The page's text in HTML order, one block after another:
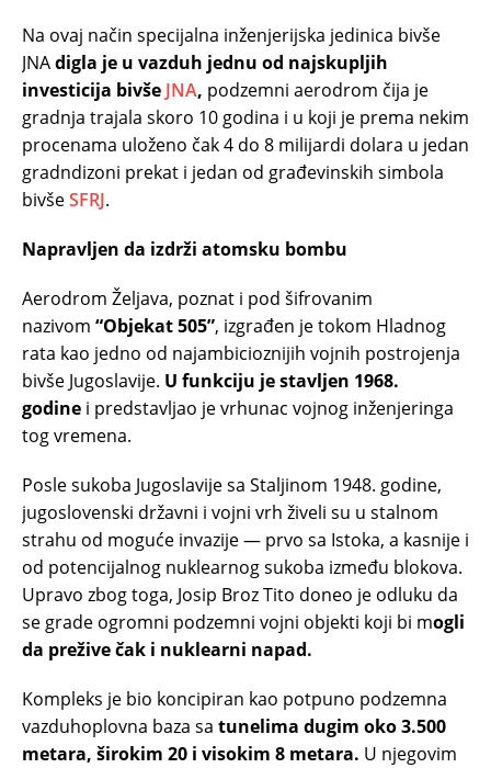
Na ovaj način specijalna inženjerijska jedinica bivše
JNAdigla je u vazduh jednu od najskupljih
investicija bivše JNA, podzemni aerodrom čija je
gradnja trajala skoro 10 godina i u koji je prema nekim
procenama uloženo čak 4 do 8 milijardi dolara u jedan
gradndizoni prekat i jedan od građevinskih simbola
bivšeSFRJ.
Napravljen da izdrži atomsku bombu
Aerodrom Željava, poznat i pod šifrovanim
nazivom “Objekat 505”, izgrađen je tokom Hladnog
rata kao jedno od najambicioznijih vojnih postrojenja
bivše Jugoslavije. U funkciju je stavljen 1968.
godine i predstavljao je vrhunac vojnog inženjeringa
tog vremena.
Posle sukoba Jugoslavije sa Staljinom 1948. godine,
jugoslovenski državni i vojni vrh živeli su u stalnom
strahu od moguće invazije — prvo sa Istoka, a kasnije i
od potencijalnog nuklearnog sukoba između blokova.
Upravo zbog toga, Josip Broz Tito doneo je odluku da
se grade ogromni podzemni vojni objekti koji bi mogli
da prežive čak i nuklearni napad.
Kompleks je bio koncipiran kao potpuno podzemna
vazduhoplovna baza sa tunelima dugim oko 3.500
metara, širokim 20 i visokim 8 metara. U njegovim